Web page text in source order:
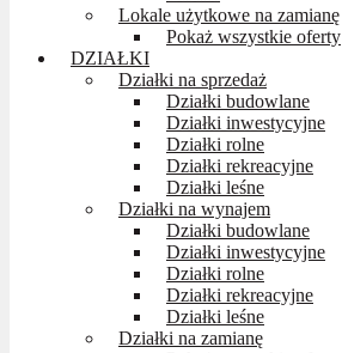
Lokale użytkowe na zamianę
Pokaż wszystkie oferty
DZIAŁKI
Działki na sprzedaż
Działki budowlane
Działki inwestycyjne
Działki rolne
Działki rekreacyjne
Działki leśne
Działki na wynajem
Działki budowlane
Działki inwestycyjne
Działki rolne
Działki rekreacyjne
Działki leśne
Działki na zamianę